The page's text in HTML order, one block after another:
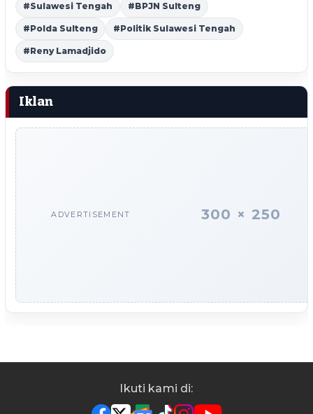
#Sulawesi Tengah #BPJN Sulteng
#Polda Sulteng #Politik Sulawesi Tengah
#Reny Lamadjido
Iklan
ADVERTISEMENT 300 × 250
Ikuti kami di: